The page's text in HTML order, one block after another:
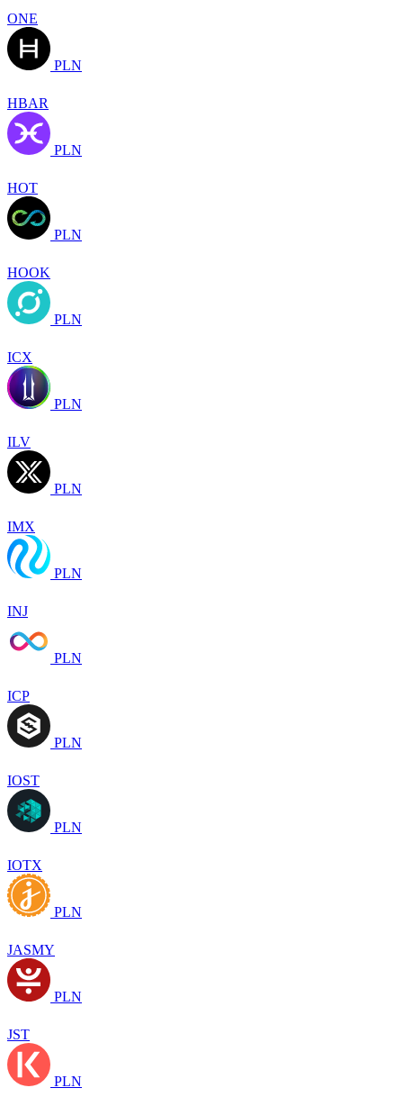
ONE
PLN
HBAR
PLN
HOT
PLN
HOOK
PLN
ICX
PLN
ILV
PLN
IMX
PLN
INJ
PLN
ICP
PLN
IOST
PLN
IOTX
PLN
JASMY
PLN
JST
PLN